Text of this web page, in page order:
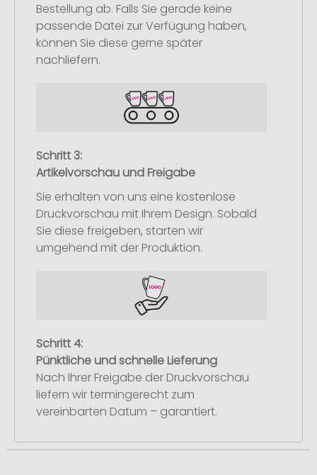
Bestellung ab. Falls Sie gerade keine
passende Datei zur Verfügung haben,
können Sie diese gerne später
nachliefern.
Schritt 3:
Artikelvorschau und Freigabe
Sie erhalten von uns eine kostenlose
Druckvorschau mit Ihrem Design. Sobald
Sie diese freigeben, starten wir
umgehend mit der Produktion.
Schritt 4:
Pünktliche und schnelle Lieferung
Nach Ihrer Freigabe der Druckvorschau
liefern wir termingerecht zum
vereinbarten Datum – garantiert.